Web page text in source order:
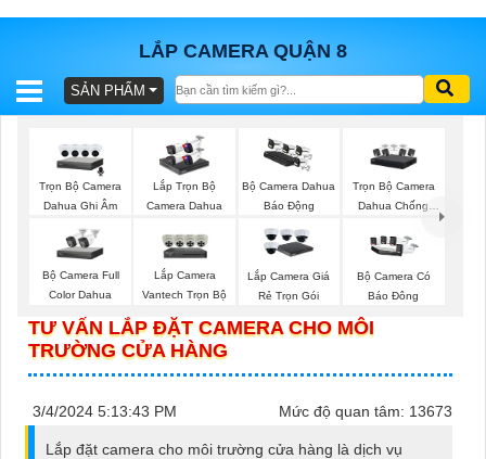
LẮP CAMERA QUẬN 8
BÁO
TRỌN
GÓI
SẢN
TƯ
SẢN PHẨM
Trọn Bộ Camera
Dahua Ghi Âm
Lắp Trọn Bộ
Camera Dahua
Bộ Camera Dahua
Báo Động
Trọn Bộ Camera
Dahua Chống
Bộ Camera Full
Color Dahua
Lắp Camera
Vantech Trọn Bộ
Lắp Camera Giá
Rẻ Trọn Gói
Bộ Camera Có
Báo Đông
TƯ VẤN LẮP ĐẶT CAMERA CHO MÔI
TRƯỜNG CỬA HÀNG
3/4/2024 5:13:43 PM Mức độ quan tâm: 13673
Lắp đặt camera cho môi trường cửa hàng là dịch vụ